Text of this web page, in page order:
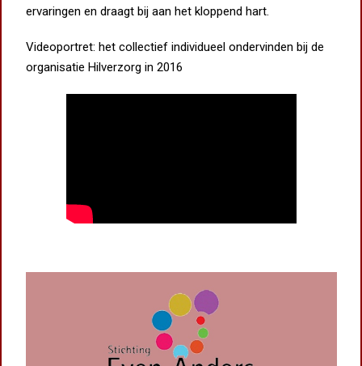
ervaringen en draagt bij aan het kloppend hart.
Videoportret: het collectief individueel ondervinden bij de
organisatie Hilverzorg in 2016